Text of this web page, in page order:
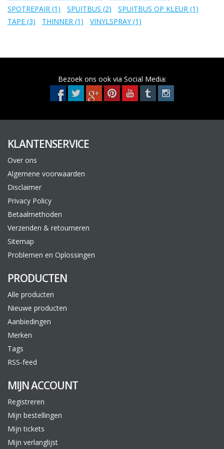
SPOTREPAIR (1) SPUITBUS (2) SPUITBUS OP KLEUR (1)
TAPE (3) THINNER (1) VINYLSPRAY(1)
Bezoek ons ook via Social Media:
KLANTENSERVICE
Over ons
Algemene voorwaarden
Disclaimer
Privacy Policy
Betaalmethoden
Verzenden & retourneren
Sitemap
Problemen en Oplossingen
PRODUCTEN
Alle producten
Nieuwe producten
Aanbiedingen
Merken
Tags
RSS-feed
MIJN ACCOUNT
Registreren
Mijn bestellingen
Mijn tickets
Mijn verlanglijst